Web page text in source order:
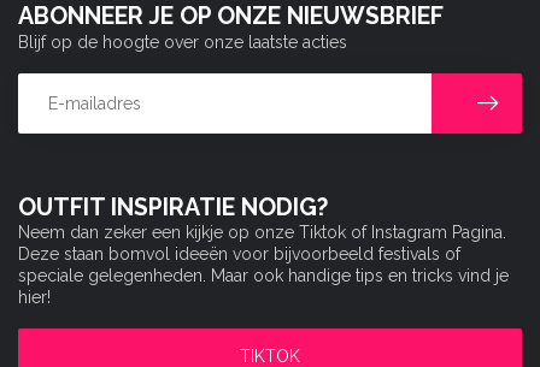
OUTFIT INSPIRATIE NODIG?
Neem dan zeker een kijkje op onze Tiktok of Instagram Pagina.
Deze staan bomvol ideeën voor bijvoorbeeld festivals of
speciale gelegenheden. Maar ook handige tips en tricks vind je
hier!
TIKTOK
ABONNEER JE OP ONZE NIEUWSBRIEF
Blijf op de hoogte over onze laatste acties